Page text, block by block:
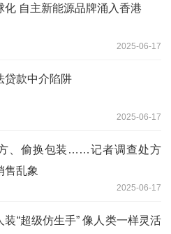
化 自主新能源品牌涌入香港
2025-06-17
贷款中介陷阱
2025-06-17
、偷换包装……记者调查处方
售乱象
2025-06-17
装“超级仿生手” 像人类一样灵活